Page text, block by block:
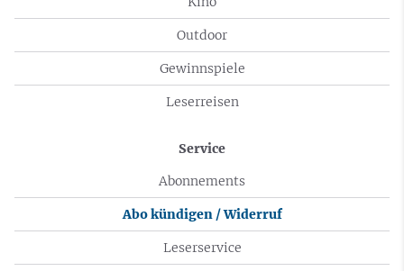
Outdoor
Gewinnspiele
Leserreisen
Service
Abonnements
Abo kündigen / Widerruf
Leserservice